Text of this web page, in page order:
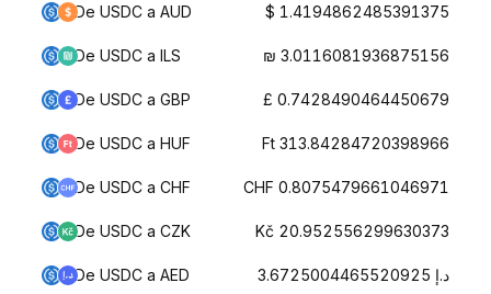
De USDC a AUD $ 1.4194862485391375
De USDC a ILS ₪ 3.0116081936875156
De USDC a GBP £ 0.7428490464450679
De USDC a HUF Ft 313.84284720398966
De USDC a CHF CHF 0.8075479661046971
De USDC a CZK Kč 20.952556299630373
De USDC a AED د.إ 3.6725004465520925